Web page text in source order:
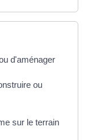
d'aménager
ou
sur le terrain